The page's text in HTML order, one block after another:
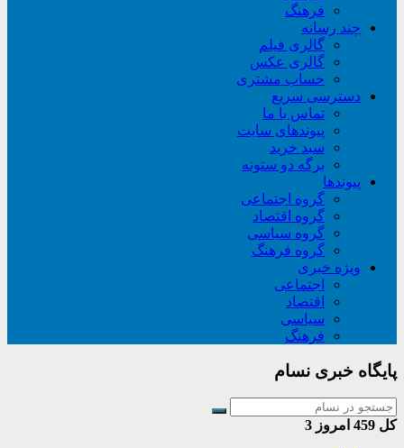
فرهنگ
چند رسانه
گالری فیلم
گالری عکس
حساب مشتری
دسترسی سریع
تماس با ما
پیوندهای سایت
سبد خريد
برگه دو ستونه
پیوندها
گروه اجتماعی
گروه اقتصاد
گروه سیاسی
گروه فرهنگ
ویژه خبری
اجتماعی
اقتصاد
سیاسی
فرهنگ
پایگاه خبری نسام
کل امروز 3